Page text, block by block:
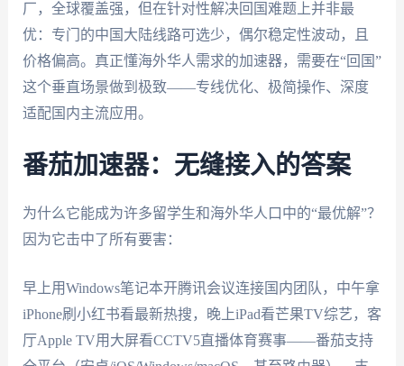
厂，全球覆盖强，但在针对性解决回国难题上并非最
优：专门的中国大陆线路可选少，偶尔稳定性波动，且
价格偏高。真正懂海外华人需求的加速器，需要在“回国”
这个垂直场景做到极致——专线优化、极简操作、深度
适配国内主流应用。
番茄加速器：无缝接入的答案
为什么它能成为许多留学生和海外华人口中的“最优解”？
因为它击中了所有要害：
早上用Windows笔记本开腾讯会议连接国内团队，中午拿
iPhone刷小红书看最新热搜，晚上iPad看芒果TV综艺，客
厅Apple TV用大屏看CCTV5直播体育赛事——番茄支持